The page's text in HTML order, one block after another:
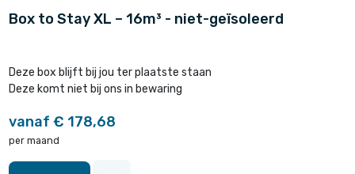
Box to Stay XL – 16m³ - niet-geïsoleerd
Deze box blijft bij jou ter plaatste staan
Deze komt niet bij ons in bewaring
vanaf € 178,68
per maand